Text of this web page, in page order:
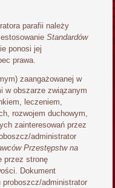
parafii należy
Standardów
ponosi jej
prawa.
zaangażowanej w
w obszarze związanym
leczeniem,
rozwojem duchowym,
zainteresowań przez
administrator
Przestępstw na
przez stronę
Dokument
proboszcz/administrator